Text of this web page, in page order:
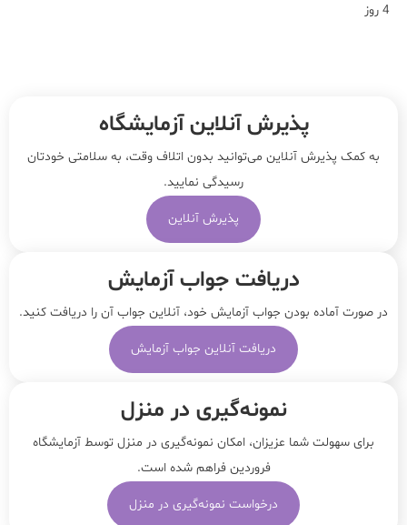
4 روز
پذیرش آنلاین آزمایشگاه
به کمک پذیرش آنلاین می‌توانید بدون اتلاف وقت، به سلامتی خودتان
رسیدگی نمایید.
پذیرش آنلاین
دریافت جواب آزمایش
در صورت آماده بودن جواب آزمایش خود، آنلاین جواب‌ آن را دریافت کنید.
دریافت آنلاین جواب آزمایش
نمونه‌‌گیری در منزل
برای سهولت شما عزیزان، امکان نمونه‌گیری در منزل توسط آزمایشگاه
فروردین فراهم شده است.
درخواست نمونه‌گیری در منزل